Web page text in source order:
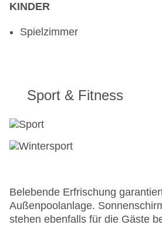
KINDER
Spielzimmer
Sport & Fitness
Belebende Erfrischung
Außenpoolanlage.
stehen ebenfalls für die Gäste